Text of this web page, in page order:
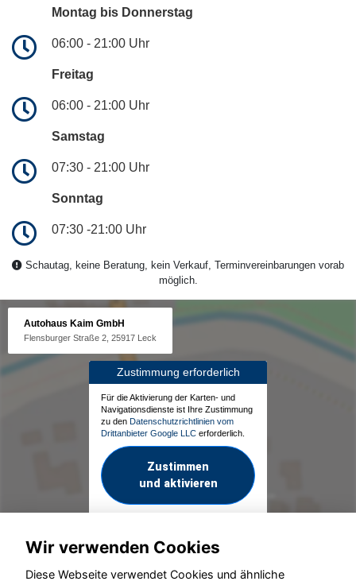
Montag bis Donnerstag
06:00 - 21:00 Uhr
Freitag
06:00 - 21:00 Uhr
Samstag
07:30 - 21:00 Uhr
Sonntag
07:30 -21:00 Uhr
Schautag, keine Beratung, kein Verkauf, Terminvereinbarungen vorab
möglich.
Autohaus Kaim GmbH
Flensburger Straße 2, 25917 Leck
Zustimmung erforderlich
Für die Aktivierung der Karten- und
Navigationsdienste ist Ihre Zustimmung
zu den Datenschutzrichtlinien vom
Drittanbieter Google LLC erforderlich.
Zustimmen
und aktivieren
Wir verwenden Cookies
Diese Webseite verwendet Cookies und ähnliche